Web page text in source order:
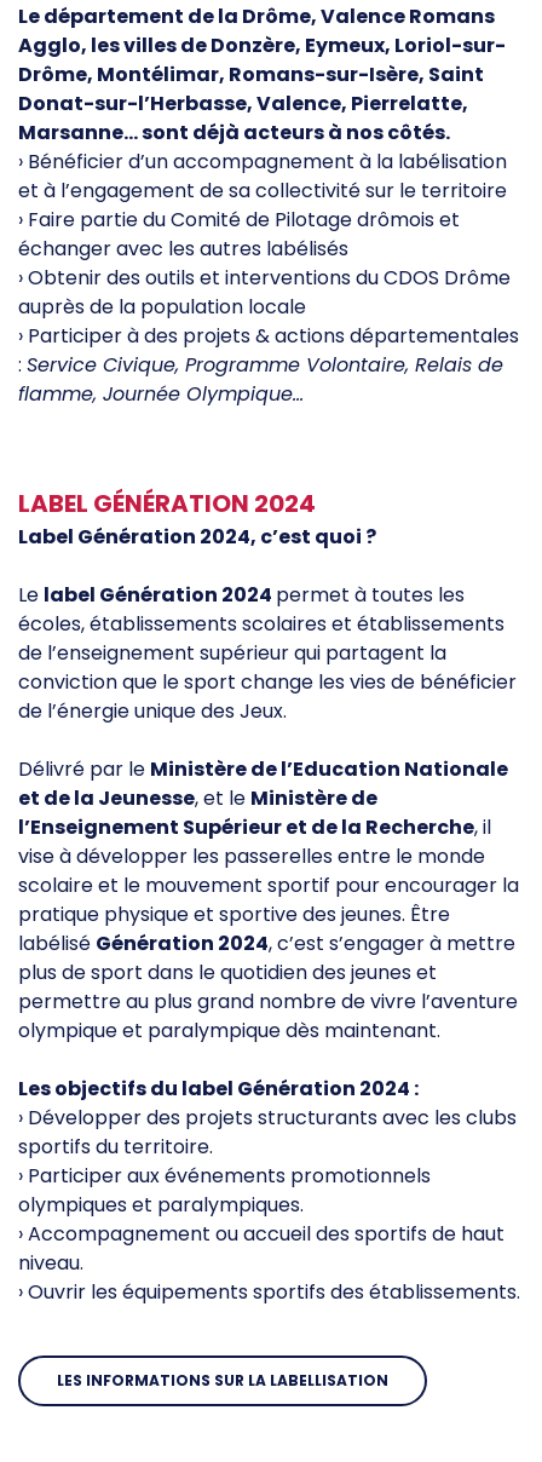
Le département de la Drôme, Valence Romans
Agglo, les villes de Donzère, Eymeux, Loriol-sur-
Drôme, Montélimar, Romans-sur-Isère, Saint
Donat-sur-l’Herbasse, Valence, Pierrelatte,
Marsanne… sont déjà acteurs à nos côtés.
› Bénéficier d’un accompagnement à la labélisation
et à l’engagement de sa collectivité sur le territoire
› Faire partie du Comité de Pilotage drômois et
échanger avec les autres labélisés
› Obtenir des outils et interventions du CDOS Drôme
auprès de la population locale
› Participer à des projets & actions départementales
: Service Civique, Programme Volontaire, Relais de
flamme, Journée Olympique…
LABEL GÉNÉRATION 2024
Label Génération 2024, c’est quoi ?
Le label Génération 2024 permet à toutes les
écoles, établissements scolaires et établissements
de l’enseignement supérieur qui partagent la
conviction que le sport change les vies de bénéficier
de l’énergie unique des Jeux.
Délivré par le Ministère de l’Education Nationale
et de la Jeunesse, et le Ministère de
l’Enseignement Supérieur et de la Recherche, il
vise à développer les passerelles entre le monde
scolaire et le mouvement sportif pour encourager la
pratique physique et sportive des jeunes. Être
labélisé Génération 2024, c’est s’engager à mettre
plus de sport dans le quotidien des jeunes et
permettre au plus grand nombre de vivre l’aventure
olympique et paralympique dès maintenant.
Les objectifs du label Génération 2024 :
› Développer des projets structurants avec les clubs
sportifs du territoire.
› Participer aux événements promotionnels
olympiques et paralympiques.
› Accompagnement ou accueil des sportifs de haut
niveau.
› Ouvrir les équipements sportifs des établissements.
LES INFORMATIONS SUR LA LABELLISATION